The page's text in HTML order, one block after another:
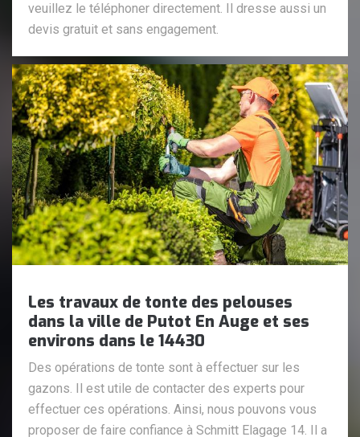
veuillez le téléphoner directement. Il dresse aussi un
devis gratuit et sans engagement.
Les travaux de tonte des pelouses
dans la ville de Putot En Auge et ses
environs dans le 14430
Des opérations de tonte sont à effectuer sur les
gazons. Il est utile de contacter des experts pour
effectuer ces opérations. Ainsi, nous pouvons vous
proposer de faire confiance à Schmitt Elagage 14. Il a